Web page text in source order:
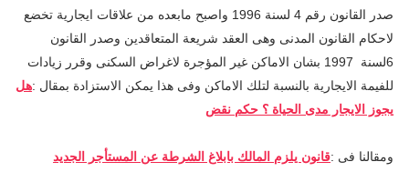
صدر القانون رقم 4 لسنة 1996 واصبح مابعده من علاقات ايجارية تخضع
لاحكام القانون المدنى وهى العقد شريعة المتعاقدين وصدر القانون
6لسنة 1997 بشان الاماكن غير المؤجرة لاغراض السكنى وقرر زيادات
للفيمة الايجارية بالنسبة لتلك الاماكن وفى هذا يمكن الاستزادة بمقال :هل
يجوز الايجار مدى الحياة ؟ حكم نقض
ومقالنا فى :قانون يلزم المالك بابلاغ الشرطة عن المستأجر الجديد